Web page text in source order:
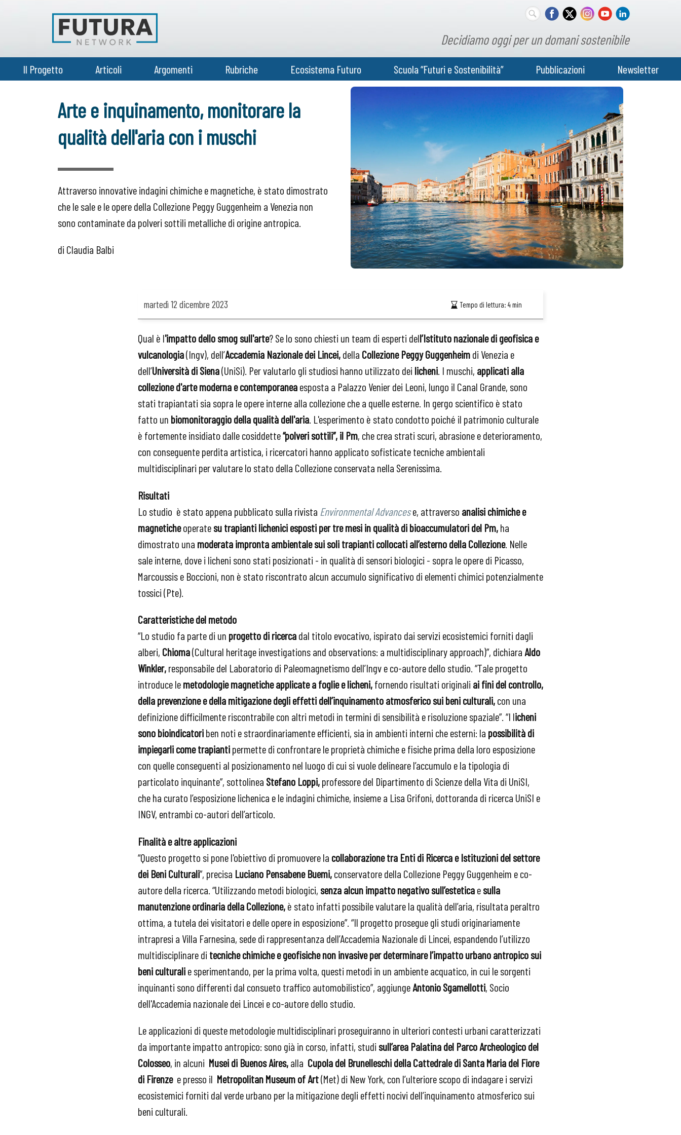
Decidiamo oggi per un domani sostenibile
Il Progetto Articoli Argomenti Rubriche Ecosistema Futuro Scuola “Futuri e Sostenibilità” Pubblicazioni Newsletter
Arte e inquinamento, monitorare la
qualità dell'aria con i muschi
Attraverso innovative indagini chimiche e magnetiche, è stato dimostrato
che le sale e le opere della Collezione Peggy Guggenheim a Venezia non
sono contaminate da polveri sottili metalliche di origine antropica.
di Claudia Balbi
martedì 12 dicembre 2023 Tempo di lettura:4min
Qual è l'impatto dello smog sull'arte? Se lo sono chiesti un team di esperti dell’Istituto nazionale di geofisica e
vulcanologia(Ingv), dell’Accademia Nazionale dei Lincei,della Collezione Peggy Guggenheimdi Venezia e
dell’Università di Siena(UniSi). Per valutarlo gli studiosi hanno utilizzato dei licheni. I muschi, applicati alla
collezione d'arte moderna e contemporaneaesposta a Palazzo Venier dei Leoni, lungo il Canal Grande, sono
stati trapiantati sia sopra le opere interne alla collezione che a quelle esterne. In gergo scientifico è stato
fatto un biomonitoraggio della qualità dell'aria. L'esperimento è stato condotto poiché il patrimonio culturale
è fortemente insidiato dalle cosiddette“polveri sottili”, il Pm, che crea strati scuri, abrasione e deterioramento,
con conseguente perdita artistica, i ricercatori hanno applicato sofisticate tecniche ambientali
multidisciplinari per valutare lo stato della Collezione conservata nella Serenissima.
Risultati
Lo studio è stato appena pubblicato sulla rivista Environmental Advancese, attraverso analisi chimiche e
magneticheoperatesu trapianti lichenici esposti per tre mesi in qualità di bioaccumulatori del Pm,ha
dimostrato una moderata impronta ambientale sui soli trapianti collocati all’esterno della Collezione. Nelle
sale interne, dove i licheni sono stati posizionati - in qualità di sensori biologici - sopra le opere di Picasso,
Marcoussis e Boccioni, non è stato riscontrato alcun accumulo significativo di elementi chimici potenzialmente
tossici (Pte).
Caratteristiche del metodo
“Lo studio fa parte di un progetto di ricercadal titolo evocativo, ispirato dai servizi ecosistemici forniti dagli
alberi, Chioma(Cultural heritage investigations and observations: a multidisciplinary approach)”, dichiaraAldo
Winkler,responsabile del Laboratorio di Paleomagnetismo dell’Ingv e co-autore dello studio. “Tale progetto
introduce lemetodologie magnetiche applicate a foglie e licheni,fornendo risultati originali ai fini del controllo,
della prevenzione e della mitigazione degli effetti dell’inquinamento atmosferico sui beni culturali,con una
definizione difficilmente riscontrabile con altri metodi in termini di sensibilità e risoluzione spaziale”. “I licheni
sono bioindicatoriben noti e straordinariamente efficienti, sia in ambienti interni che esterni: la possibilità di
impiegarli come trapiantipermette di confrontare le proprietà chimiche e fisiche prima della loro esposizione
con quelle conseguenti al posizionamento nel luogo di cui si vuole delineare l’accumulo e la tipologia di
particolato inquinante”, sottolinea Stefano Loppi,professore del Dipartimento di Scienze della Vita di UniSI,
che ha curato l’esposizione lichenica e le indagini chimiche, insieme a Lisa Grifoni, dottoranda di ricerca UniSI e
INGV, entrambi co-autori dell’articolo.
Finalità e altre applicazioni
“Questo progetto si pone l'obiettivo di promuovere la collaborazione tra Enti di Ricerca e Istituzioni del settore
dei Beni Culturali”, precisa Luciano Pensabene Buemi,conservatore della Collezione Peggy Guggenheim e co-
autore della ricerca. “Utilizzando metodi biologici, senza alcun impatto negativo sull’esteticaesulla
manutenzione ordinaria della Collezione,è stato infatti possibile valutare la qualità dell’aria, risultata peraltro
ottima, a tutela dei visitatori e delle opere in esposizione”. “Il progetto prosegue gli studi originariamente
intrapresi a Villa Farnesina, sede di rappresentanza dell’Accademia Nazionale di Lincei, espandendo l’utilizzo
multidisciplinare di tecniche chimiche e geofisiche non invasive per determinare l’impatto urbano antropico sui
beni culturalie sperimentando, per la prima volta, questi metodi in un ambiente acquatico, in cui le sorgenti
inquinanti sono differenti dal consueto traffico automobilistico”, aggiungeAntonio Sgamellotti, Socio
dell'Accademia nazionale dei Lincei e co-autore dello studio.
Le applicazioni di queste metodologie multidisciplinari proseguiranno in ulteriori contesti urbani caratterizzati
da importante impatto antropico: sono già in corso, infatti, studi sull’area Palatina del Parco Archeologico del
Colosseo, in alcuni Musei di Buenos Aires,alla Cupola del Brunelleschi della Cattedrale di Santa Maria del Fiore
di Firenzee presso il Metropolitan Museum of Art(Met) di New York, con l’ulteriore scopo di indagare i servizi
ecosistemici forniti dal verde urbano per la mitigazione degli effetti nocivi dell’inquinamento atmosferico sui
beni culturali.